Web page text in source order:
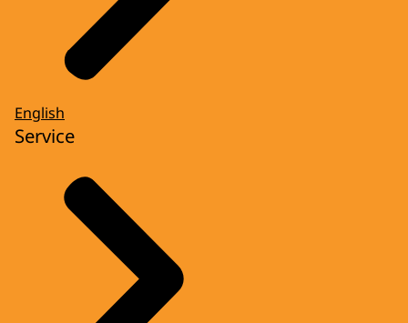
English
Service